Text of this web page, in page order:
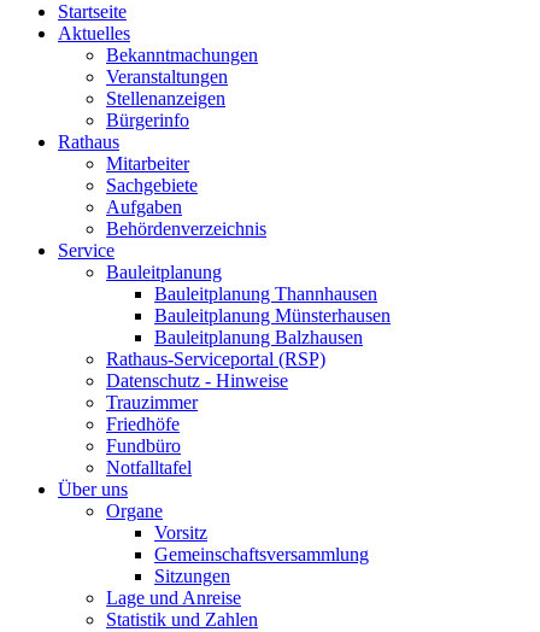
Startseite
Aktuelles
Bekanntmachungen
Veranstaltungen
Stellenanzeigen
Bürgerinfo
Rathaus
Mitarbeiter
Sachgebiete
Aufgaben
Behördenverzeichnis
Service
Bauleitplanung
Bauleitplanung Thannhausen
Bauleitplanung Münsterhausen
Bauleitplanung Balzhausen
Rathaus-Serviceportal (RSP)
Datenschutz - Hinweise
Trauzimmer
Friedhöfe
Fundbüro
Notfalltafel
Über uns
Organe
Vorsitz
Gemeinschaftsversammlung
Sitzungen
Lage und Anreise
Statistik und Zahlen